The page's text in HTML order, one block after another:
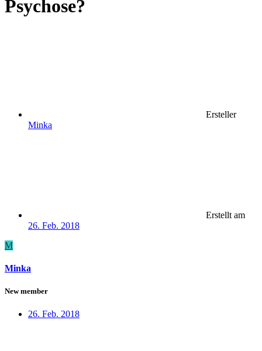
Psychose?
Ersteller
Minka
Erstellt am
26. Feb. 2018
M
Minka
New member
26. Feb. 2018